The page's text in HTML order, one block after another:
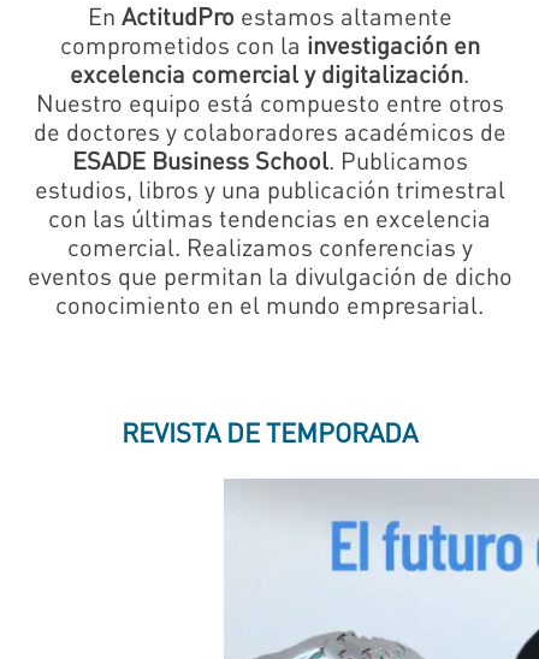
En ActitudPro estamos altamente
comprometidos con la investigación en
excelencia comercial y digitalización.
Nuestro equipo está compuesto entre otros
de doctores y colaboradores académicos de
ESADE Business School. Publicamos
estudios, libros y una publicación trimestral
con las últimas tendencias en excelencia
comercial. Realizamos conferencias y
eventos que permitan la divulgación de dicho
conocimiento en el mundo empresarial.
REVISTA DE TEMPORADA